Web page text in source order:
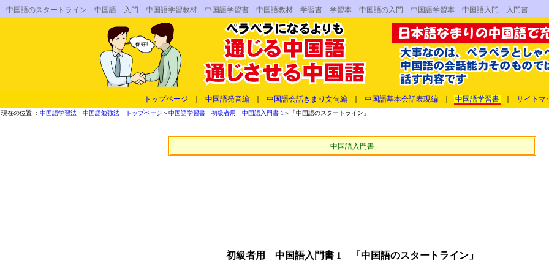
中国語のスタートライン 中国語 入門 中国語学習教材 中国語学習書 中国語教材 学習書 学習本 中国語の入門 中国語学習本 中国語入門 入門書
トップページ 中国語発音編 中国語会話きまり文句編 中国語基本会話表現編 中国語学習書 サイトマ
現在の位置 ： 中国語学習法・中国語勉強法 トップページ ＞中国語学習書 初級者用 中国語入門書 1 ＞「中国語のスタートライン」
中国語入門書
初級者用 中国語入門書 1 「中国語のスタートライン」